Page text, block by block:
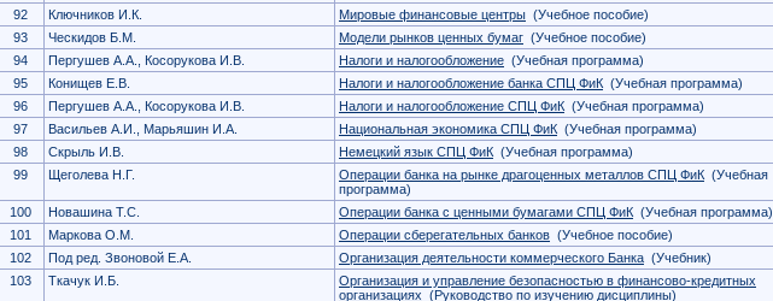
92
Ключников И.К. Мировые финансовые центры (Учебное пособие)
93
Ческидов Б.М. Модели рынков ценных бумаг (Учебное пособие)
94
Пергушев А.А., Косорукова И.В. Налоги и налогообложение (Учебная программа)
95
Конищев Е.В. Налоги и налогообложение банка СПЦ ФиК (Учебная программа)
96
Пергушев А.А., Косорукова И.В. Налоги и налогообложение СПЦ ФиК (Учебная программа)
97
Васильев А.И., Марьяшин И.А. Национальная экономика СПЦ ФиК (Учебная программа)
98
Скрыль И.В. Немецкий язык СПЦ ФиК (Учебная программа)
99
Щеголева Н.Г. Операции банка на рынке драгоценных металлов СПЦ ФиК (Учебная
программа)
100
Новашина Т.С. Операции банка с ценными бумагами СПЦ ФиК (Учебная программа)
101
Маркова О.М. Операции сберегательных банков (Учебное пособие)
102
Под ред. Звоновой Е.А. Организация деятельности коммерческого Банка (Учебник)
103
Ткачук И.Б.
Организация и управление безопасностью в финансово-кредитных
организациях (Руководство по изучению дисциплины)